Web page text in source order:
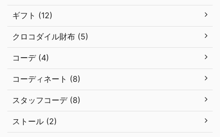
ギフト (12)
クロコダイル財布 (5)
コーデ (4)
コーディネート (8)
スタッフコーデ (8)
ストール (2)